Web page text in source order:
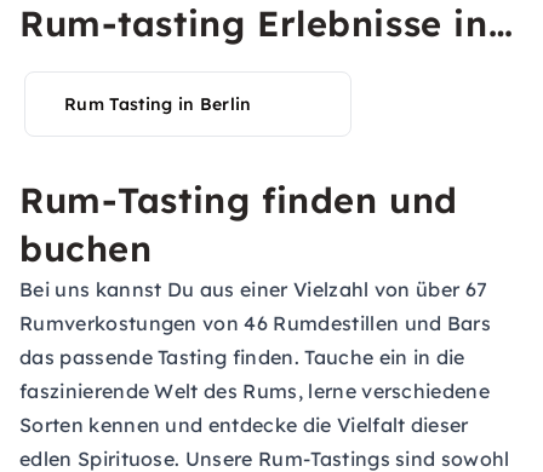
Rum-tasting Erlebnisse in
Deiner Stadt entdecken
Rum Tasting in Berlin
Rum-Tasting finden und
buchen
Bei uns kannst Du aus einer Vielzahl von über 67
Rumverkostungen von 46 Rumdestillen und Bars
das passende Tasting finden. Tauche ein in die
faszinierende Welt des Rums, lerne verschiedene
Sorten kennen und entdecke die Vielfalt dieser
edlen Spirituose. Unsere Rum-Tastings sind sowohl